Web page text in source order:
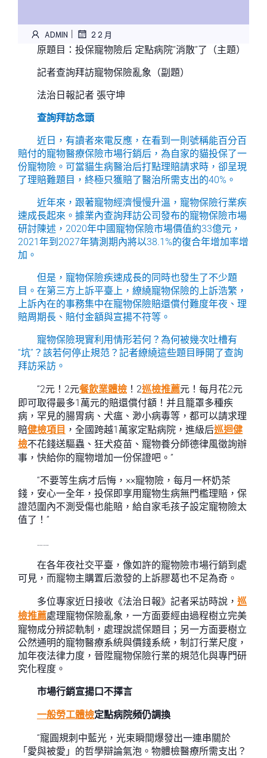
ADMIN | 2 2 月
原題目：投保寵物險后 定點病院“消散”了（主題）
記者查詢拜訪寵物保險亂象（副題）
法治日報記者 張守坤
查詢拜訪念頭
近日，有讀者來電反應，在看到一則號稱能百分百
賠付的寵物醫療保險市場行銷后，為自家的貓投保了一
份寵物險。可當貓生病醫治后打點理賠請求時，卻呈現
了理賠難題目，終極只獲賠了醫治所需支出的40%。
近年來，跟著寵物經濟慢慢升溫，寵物保險行業疾
速成長起來。據業內查詢拜訪公司發布的寵物保險市場
研討陳述，2020年中國寵物保險市場價值約33億元，
2021年到2027年猜測期內將以38.1%的復合年增加率增
加。
但是，寵物保險疾速成長的同時也發生了不少題
目。在第三方上訴平臺上，繚繞寵物保險的上訴浩繁，
上訴內在的事務集中在寵物保險賠還償付難度年夜、理
賠周期長、賠付金額與宣揚不符等。
寵物保險現實利用情形若何？為何被幾次吐槽有
“坑”？該若何停止規范？記者繚繞這些題目睜開了查詢
拜訪采訪。
“2元！2元餐飲業體檢 ！2巡檢推薦元！每月花2元
即可取得最多1萬元的賠還償付額！并且籠罩多種疾
病，罕見的腸胃病、犬瘟、渺小病毒等，都可以請求理
賠健檢項目 ，全國跨越1萬家定點病院，進級后巡迴健
檢不花錢送驅蟲、狂犬疫苗、寵物養分師德律風徵詢辦
事，快給你的寵物增加一份保證吧。”
“不要等生病才后悔，××寵物險，每月一杯奶茶
錢，安心一全年，投保即享用寵物生病無門檻理賠，保
證范圍內不測受傷也能賠，給自家毛孩子設定寵物險太
值了！”
……
在各年夜社交平臺，像如許的寵物險市場行銷到處
可見，而寵物主購置后激發的上訴膠葛也不足為奇。
多位專家近日接收《法治日報》記者采訪時說， 巡
檢推薦處理寵物保險亂象，一方面要經由過程樹立完美
寵物成分辨認軌制，處理說謊保題目；另一方面要樹立
公然通明的寵物醫療系統與價錢系統，制訂行業尺度，
加年夜法律力度，晉陞寵物保險行業的規范化與專門研
究化程度。
市場行銷宣揚口不擇言
一般勞工體檢定點病院頻仍調換
“寵圓規刺中藍光，光束瞬間爆發出一連串關於
「愛與被愛」的哲學辯論氣泡。物體檢醫療所需支出？